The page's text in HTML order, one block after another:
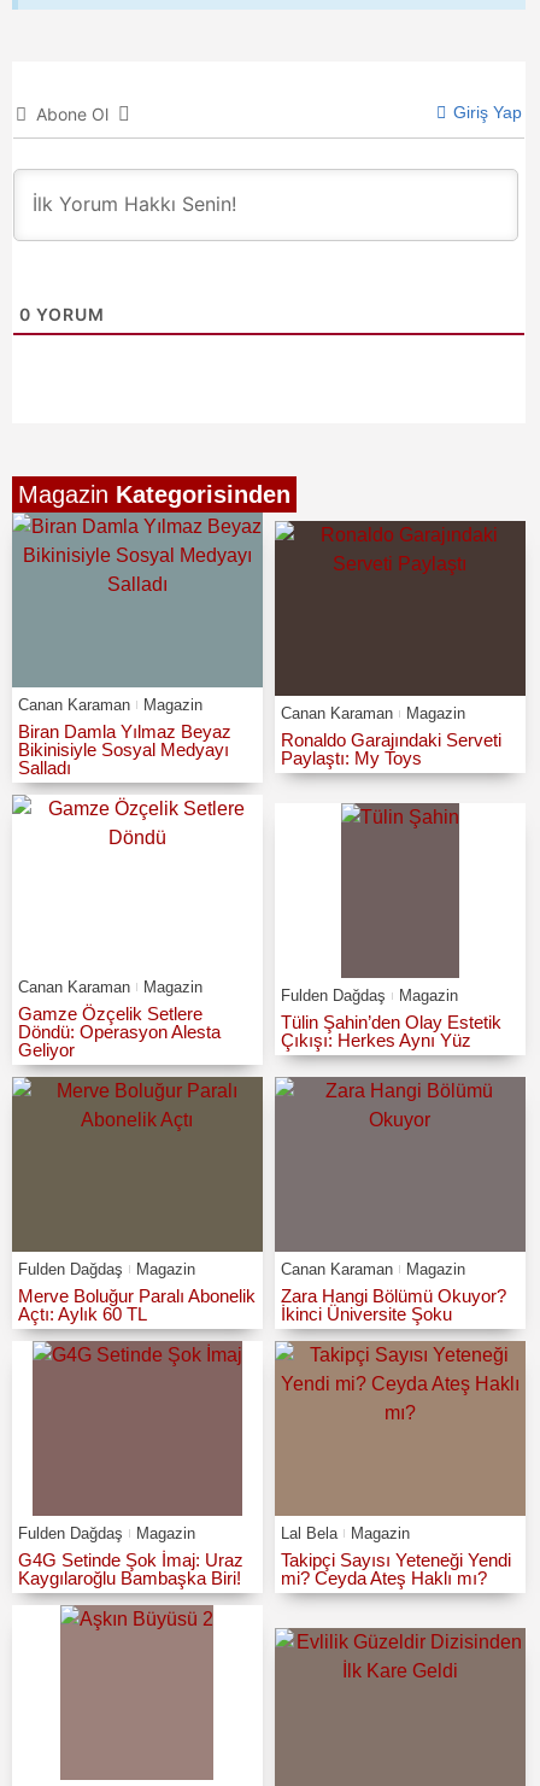
Abone Ol Giriş Yap
0 YORUM
Magazin Kategorisinden
Canan Karaman Magazin
Biran Damla Yılmaz Beyaz
Bikinisiyle Sosyal Medyayı
Salladı
Canan Karaman Magazin
Ronaldo Garajındaki Serveti
Paylaştı: My Toys
Canan Karaman Magazin
Gamze Özçelik Setlere
Döndü: Operasyon Alesta
Geliyor
Fulden Dağdaş Magazin
Tülin Şahin’den Olay Estetik
Çıkışı: Herkes Aynı Yüz
Fulden Dağdaş Magazin
Merve Boluğur Paralı Abonelik
Açtı: Aylık 60 TL
Canan Karaman Magazin
Zara Hangi Bölümü Okuyor?
İkinci Üniversite Şoku
Fulden Dağdaş Magazin
G4G Setinde Şok İmaj: Uraz
Kaygılaroğlu Bambaşka Biri!
Lal Bela Magazin
Takipçi Sayısı Yeteneği Yendi
mi? Ceyda Ateş Haklı mı?